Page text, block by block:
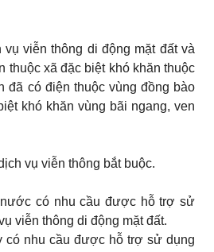
viễn thông di động mặt đất và
thuộc xã đặc biệt khó khăn thuộc
đã có điện thuộc vùng đồng bào
khó khăn vùng bãi ngang, ven
vụ viễn thông bắt buộc.
có nhu cầu được hỗ trợ sử
viễn thông di động mặt đất.
có nhu cầu được hỗ trợ sử dụng